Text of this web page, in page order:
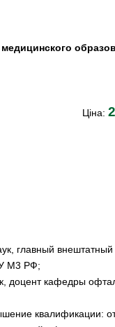
Ціна:
главный внештатный
М3 РФ;
доцент кафедры
квалификации: